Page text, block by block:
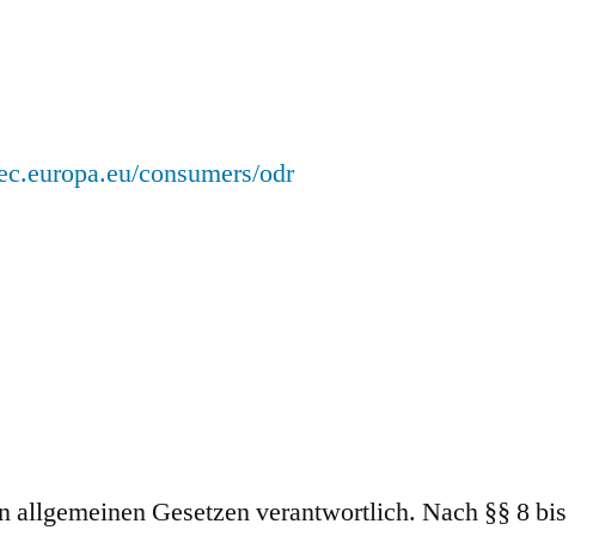
consumers/odr
Gesetzen verantwortlich. Nach §§ 8 bis